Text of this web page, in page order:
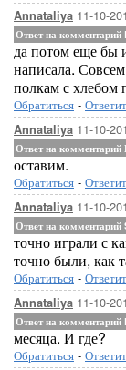
Annataliya 11-10-
Ответ на комментарий
да потом еще бы
написала.
полкам с хлебом
Обратиться -
Annataliya 11-10-
Ответ на
оставим.
Обратиться -
Annataliya 11-10-
Ответ на комментарий
точно играли с
точно были, как
Обратиться -
Annataliya 11-10-
Ответ на
месяца. И где?
Обратиться -